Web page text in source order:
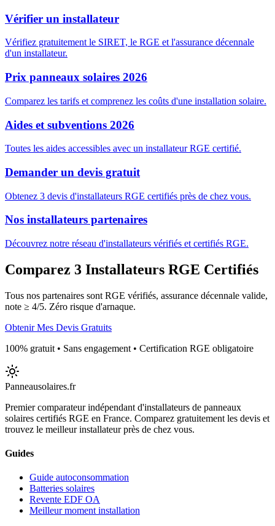
Vérifier un installateur
Vérifiez gratuitement le SIRET, le RGE et l'assurance décennale
d'un installateur.
Prix panneaux solaires 2026
Comparez les tarifs et comprenez les coûts d'une installation solaire.
Aides et subventions 2026
Toutes les aides accessibles avec un installateur RGE certifié.
Demander un devis gratuit
Obtenez 3 devis d'installateurs RGE certifiés près de chez vous.
Nos installateurs partenaires
Découvrez notre réseau d'installateurs vérifiés et certifiés RGE.
Comparez 3 Installateurs RGE Certifiés
Tous nos partenaires sont RGE vérifiés, assurance décennale valide,
note ≥ 4/5. Zéro risque d'arnaque.
Obtenir Mes Devis Gratuits
100% gratuit • Sans engagement • Certification RGE obligatoire
Panneausolaires.fr
Premier comparateur indépendant d'installateurs de panneaux
solaires certifiés RGE en France. Comparez gratuitement les devis et
trouvez le meilleur installateur près de chez vous.
Guides
Guide autoconsommation
Batteries solaires
Revente EDF OA
Meilleur moment installation